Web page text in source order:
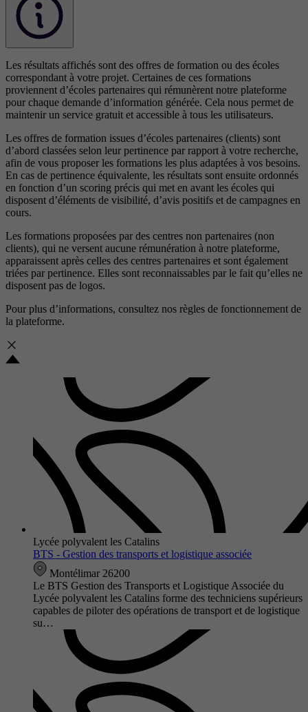
Les résultats affichés sont des offres de formation ou des écoles
correspondant à votre projet. Certaines de ces formations
proviennent d’écoles partenaires qui rémunèrent notre plateforme
pour chaque demande d’information générée. Cela nous permet de
maintenir un service gratuit et accessible à tous les utilisateurs.
Les offres de formation issues d’écoles partenaires (clients) sont
d’abord classées selon leur pertinence par rapport à votre recherche,
afin de vous proposer les formations les plus adaptées à vos besoins.
En cas de pertinence équivalente, les résultats sont ensuite ordonnés
en fonction d’un scoring précis qui met en avant les écoles qui
disposent d’éléments de visibilité, d’avis positifs et de campagnes en
cours.
Les formations proposées par des centres non partenaires (non
clients), qui ne versent aucune rémunération à notre plateforme,
apparaissent après celles des centres partenaires et sont également
triées par pertinence. Elles sont reconnaissables par le fait qu’elles ne
disposent pas de logos.
Pour plus d’informations, consultez nos règles de fonctionnement de
la plateforme.
Lycée polyvalent les Catalins
BTS - Gestion des transports et logistique associée
Montélimar 26200
Le BTS Gestion des Transports et Logistique Associée du
Lycée polyvalent les Catalins forme des techniciens supérieurs
capables de piloter des opérations de transport et de logistique
su…